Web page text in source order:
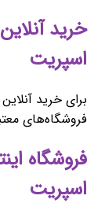
اسپریت
برای خرید
فروشگاه‌های
اسپریت